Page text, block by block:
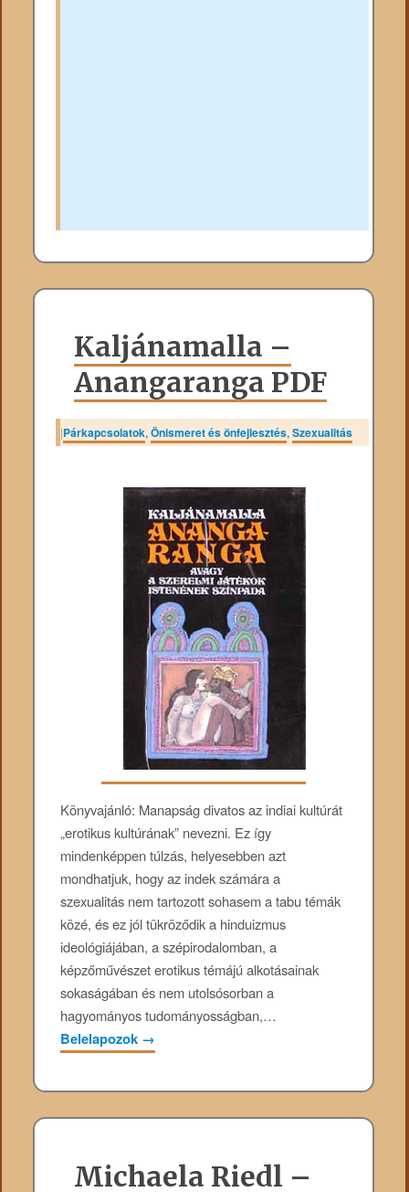
Kaljánamalla –
Anangaranga PDF
|Párkapcsolatok,Önismeret és önfejlesztés,Szexualitás
Könyvajánló: Manapság divatos az indiai kultúrát
„erotikus kultúrának” nevezni. Ez így
mindenképpen túlzás, helyesebben azt
mondhatjuk, hogy az indek számára a
szexualitás nem tartozott sohasem a tabu témák
közé, és ez jól tükröződik a hinduizmus
ideológiájában, a szépirodalomban, a
képzőművészet erotikus témájú alkotásainak
sokaságában és nem utolsósorban a
hagyományos tudományosságban,…
Belelapozok →
Michaela Riedl –